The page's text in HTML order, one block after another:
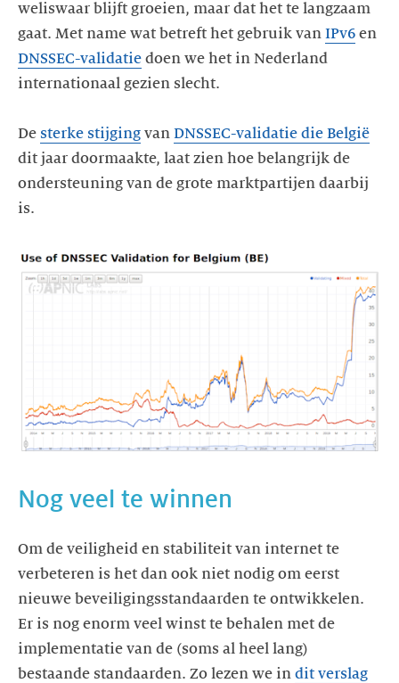
weliswaar blijft groeien, maar dat het te langzaam
gaat. Met name wat betreft het gebruik van IPv6 en
DNSSEC-validatie doen we het in Nederland
internationaal gezien slecht.
De sterke stijging van DNSSEC-validatie die België
dit jaar doormaakte, laat zien hoe belangrijk de
ondersteuning van de grote marktpartijen daarbij
is.
Om de veiligheid en stabiliteit van internet te
verbeteren is het dan ook niet nodig om eerst
nieuwe beveiligingsstandaarden te ontwikkelen.
Er is nog enorm veel winst te behalen met de
implementatie van de (soms al heel lang)
bestaande standaarden. Zo lezen we in dit verslag